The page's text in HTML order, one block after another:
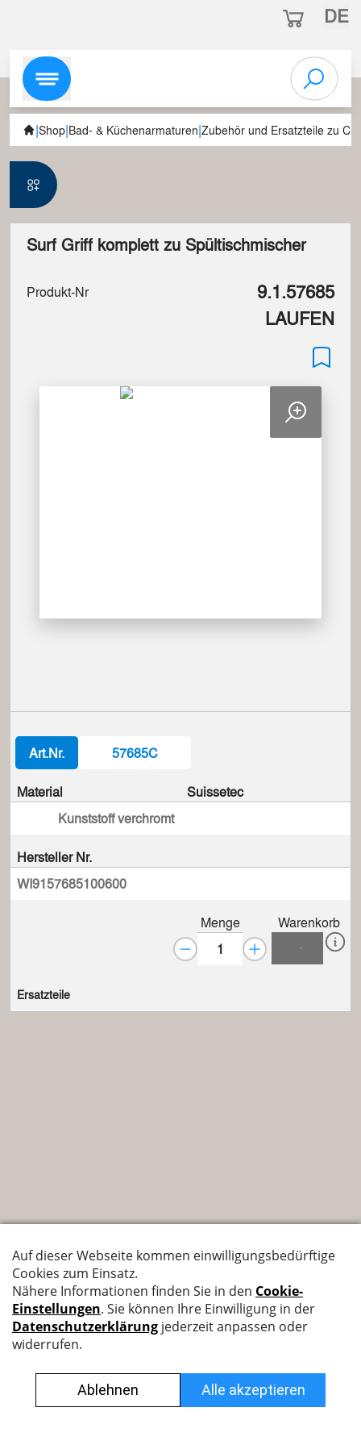
DE
|Shop|Bad- & Küchenarmaturen|Zubehör und Ersatzteile zu
Surf Griff komplett zu Spültischmischer
Produkt-Nr
9.1.57685
LAUFEN
Art.Nr. 57685C
Material
Kunststoff verchromt
Suissetec
Hersteller Nr.
WI9157685100600
Menge Warenkorb
Ersatzteile
Nyffenegger Armaturen AG
Leutschenbachstrasse 38